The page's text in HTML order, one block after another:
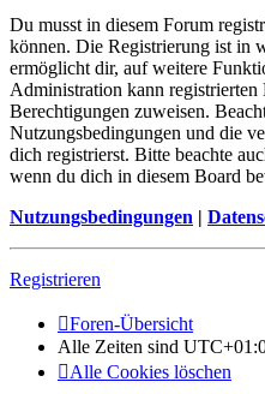
Du musst in diesem Forum
können. Die Registrierung ist in
ermöglicht dir, auf weitere
Administration kann registrierten
Berechtigungen zuweisen.
Nutzungsbedingungen und die
dich registrierst. Bitte beachte
wenn du dich in diesem Board
Nutzungsbedingungen |
Registrieren
Foren-Übersicht
Alle Zeiten sind
Alle Cookies löschen